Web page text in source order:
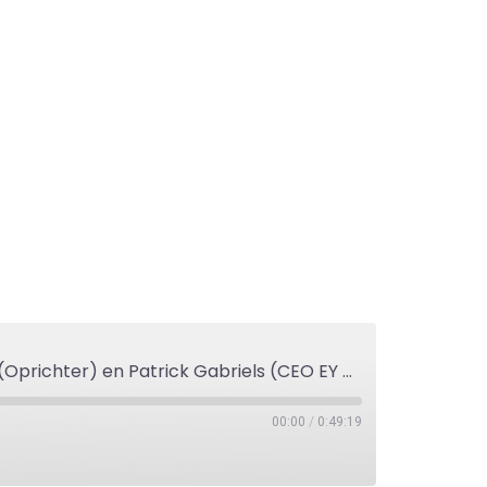
#140 Het verhaal van de nieuwste Unicorn in NL: DataSnipper met Jonas Ruyter (Oprichter) en Patrick Gabriels (CEO EY NL)
00:00 / 0:49:19